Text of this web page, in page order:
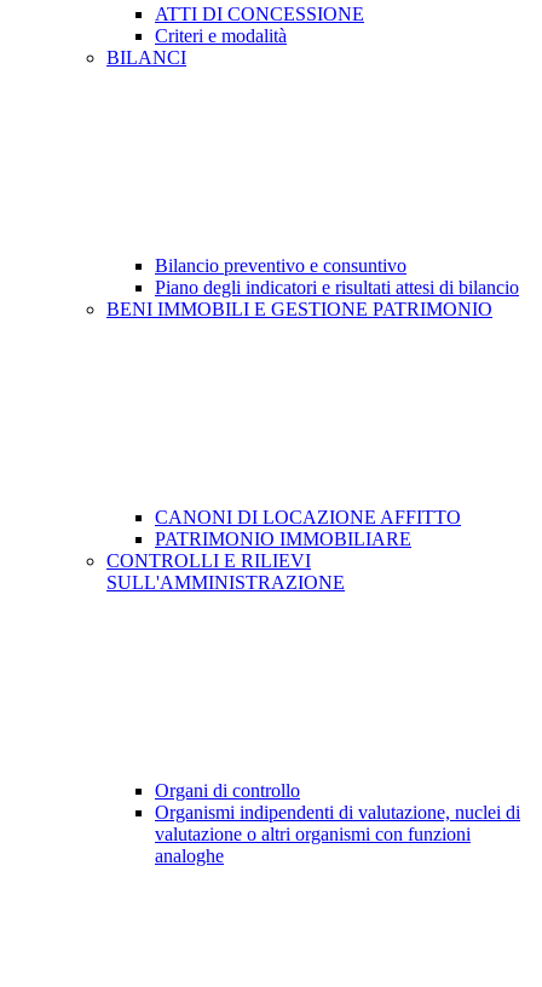
ATTI DI CONCESSIONE
Criteri e modalità
BILANCI
Bilancio preventivo e consuntivo
Piano degli indicatori e risultati attesi di bilancio
BENI IMMOBILI E GESTIONE PATRIMONIO
CANONI DI LOCAZIONE AFFITTO
PATRIMONIO IMMOBILIARE
CONTROLLI E RILIEVI
SULL'AMMINISTRAZIONE
Organi di controllo
Organismi indipendenti di valutazione, nuclei di
valutazione o altri organismi con funzioni
analoghe